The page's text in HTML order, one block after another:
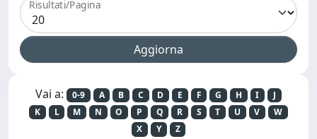
Risultati/Pagina
Vai a: 0-9 A B C D E F G H I
J
K
L M N O P Q R S T U V
W
X
Y Z